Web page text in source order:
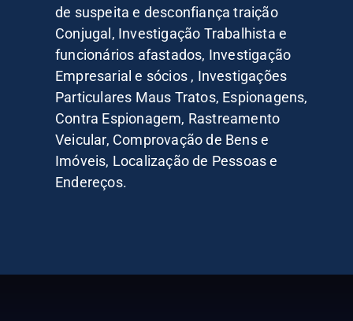
de suspeita e desconfiança traição
Conjugal, Investigação Trabalhista e
funcionários afastados, Investigação
Empresarial e sócios , Investigações
Particulares Maus Tratos, Espionagens,
Contra Espionagem, Rastreamento
Veicular, Comprovação de Bens e
Imóveis, Localização de Pessoas e
Endereços.